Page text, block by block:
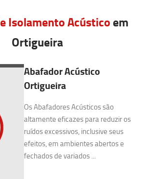
Isolamento Acústico em
Ortigueira
Abafador Acústico
Ortigueira
Os Abafadores Acústicos são
altamente eficazes para reduzir os
ruídos excessivos, inclusive seus
efeitos, em ambientes abertos e
fechados de variados ...